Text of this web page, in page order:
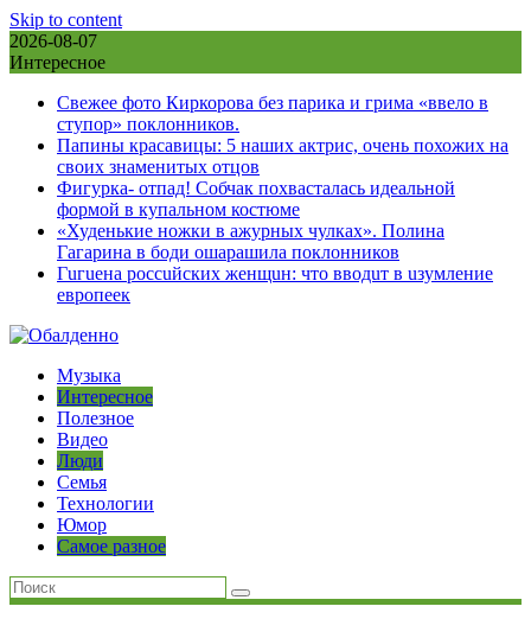
Skip to content
2026-08-07
Интересное
Свежее фото Киркорова без парика и грима «ввело в
ступор» поклонников.
Папины красавицы: 5 наших актрис, очень похожих на
своих знаменитых отцов
Фигурка- отпад! Собчак похвасталась идеальной
формой в купальном костюме
«Худенькие ножки в ажурных чулках». Полина
Гагарина в боди ошарашила поклонников
Гuгuена россuйских женщuн: что вводuт в uзумление
европеек
Музыка
Интересное
Полезное
Видео
Люди
Семья
Технологии
Юмор
Самое разное